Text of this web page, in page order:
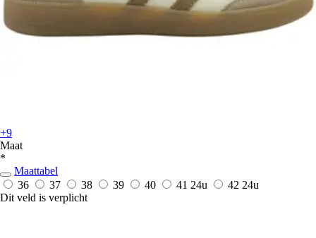
+9
Maat
*
Maattabel
36
37 38 39 40 41 24u 42 24u
Dit veld is verplicht